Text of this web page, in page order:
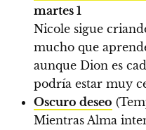
martes 1
Nicole sigue
mucho que
aunque Dion es
podría estar muy
Oscuro deseo
Mientras Alma